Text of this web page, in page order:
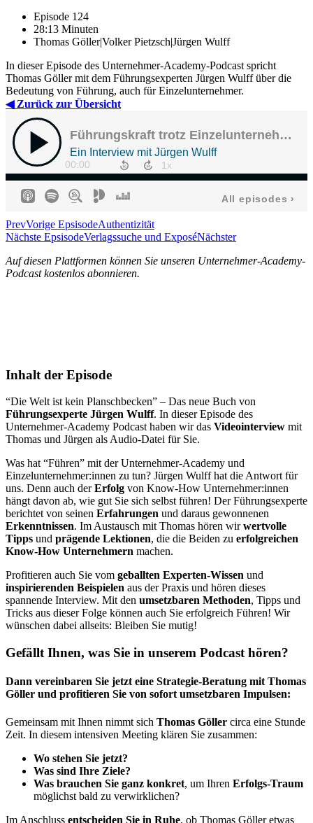
Episode 124
28:13 Minuten
Thomas Göller|Volker Pietzsch|Jürgen Wulff
In dieser Episode des Unternehmer-Academy-Podcast spricht
Thomas Göller mit dem Führungsexperten Jürgen Wulff über die
Bedeutung von Führung, auch für Einzelunternehmer.
◀ Zurück zur Übersicht
PrevVorige EpsisodeAuthentizität
Nächste EpsisodeVerlagssuche und ExposéNächster
Auf diesen Plattformen können Sie unseren Unternehmer-Academy-
Podcast kostenlos abonnieren.
Inhalt der Episode
“Die Welt ist kein Planschbecken” – Das neue Buch von
Führungsexperte Jürgen Wulff. In dieser Episode des
Unternehmer-Academy Podcast haben wir das Videointerview mit
Thomas und Jürgen als Audio-Datei für Sie.
Was hat “Führen” mit der Unternehmer-Academy und
Einzelunternehmer:innen zu tun? Jürgen Wulff hat die Antwort für
uns. Denn auch derErfolg von Know-How Unternehmer:innen
hängt davon ab, wie gut Sie sich selbst führen! Der Führungsexperte
berichtet von seinen Erfahrungen und daraus gewonnenen
Erkenntnissen. Im Austausch mit Thomas hören wirwertvolle
Tipps und prägende Lektionen, die die Beiden zu erfolgreichen
Know-How Unternehmern machen.
Profitieren auch Sie vom geballten Experten-Wissen und
inspirierenden Beispielen aus der Praxis und hören dieses
spannende Interview. Mit den umsetzbaren Methoden, Tipps und
Tricks aus dieser Folge können auch Sie erfolgreich Führen! Wir
wünschen dabei allseits: Bleiben Sie mutig!
Gefällt Ihnen, was Sie in unserem Podcast hören?
Dann vereinbaren Sie jetzt eine Strategie-Beratung mit Thomas
Göller und profitieren Sie von sofort umsetzbaren Impulsen:
Gemeinsam mit Ihnen nimmt sich Thomas Göller circa eine Stunde
Zeit. In diesem intensiven Meeting klären Sie zusammen:
Wo stehen Sie jetzt?
Was sind Ihre Ziele?
Was brauchen Sie ganz konkret, um Ihren Erfolgs-Traum
möglichst bald zu verwirklichen?
Im Anschluss entscheiden Sie in Ruhe, ob Thomas Göller etwas